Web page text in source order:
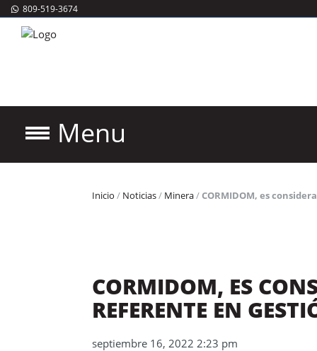
809-519-3674
Menu
Inicio / Noticias/ Minera/CORMIDOM, es
CORMIDOM, ES
REFERENTE EN
septiembre 16, 2022 2:23 pm